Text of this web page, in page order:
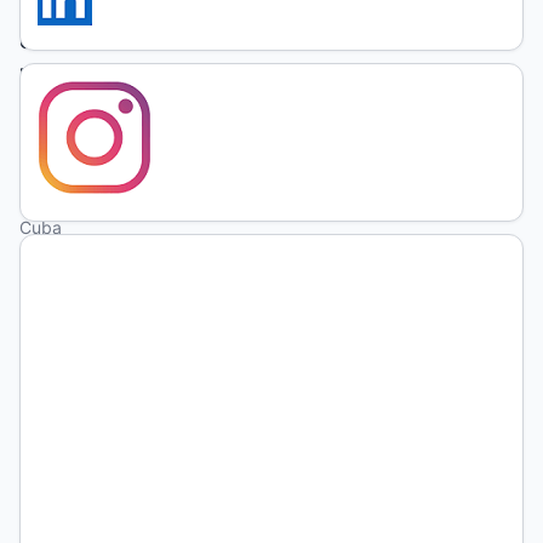
Ulises
Mestre
Gómez
Centro
Universitario
Las Tunas.
Cuba